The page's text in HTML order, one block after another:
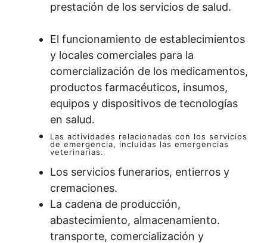
prestación de los servicios de salud.
El funcionamiento de establecimientos
y locales comerciales para la
comercialización de los medicamentos,
productos farmacéuticos, insumos,
equipos y dispositivos de tecnologías
en salud.
Las actividades relacionadas con los servicios
de emergencia, incluidas las emergencias
veterinarias.
Los servicios funerarios, entierros y
cremaciones.
La cadena de producción,
abastecimiento, almacenamiento.
transporte, comercialización y